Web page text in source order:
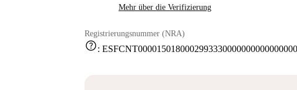
Mehr über die Verifizierung
Registrierungsnummer (NRA)
help: